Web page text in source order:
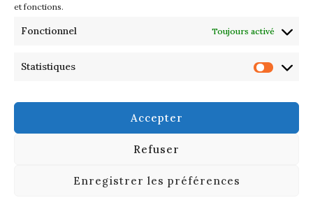
et fonctions.
Fonctionnel Toujours activé
Statistiques
Accepter
Refuser
Enregistrer les préférences
SERVICES
CONTACT
LÉGAL
Our site uses cookies. Learn more about our use of cookies: